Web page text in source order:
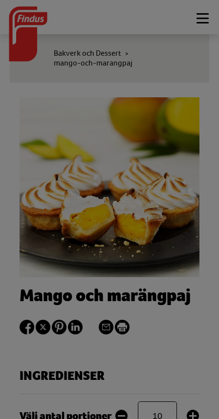
Bakverk och Dessert >
mango-och-marangpaj
Mango och marängpaj
INGREDIENSER
Välj antal portioner